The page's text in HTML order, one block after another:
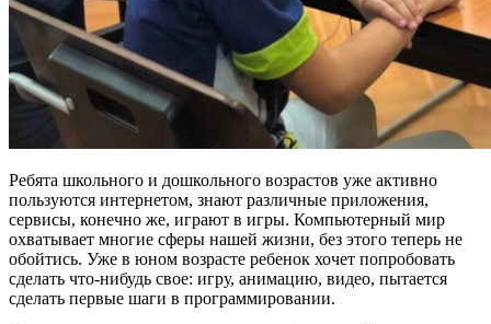
Ребята школьного и дошкольного возрастов уже активно
пользуются интернетом, знают различные приложения,
сервисы, конечно же, играют в игры. Компьютерный мир
охватывает многие сферы нашей жизни, без этого теперь не
обойтись. Уже в юном возрасте ребенок хочет попробовать
сделать что-нибудь свое: игру, анимацию, видео, пытается
сделать первые шаги в программировании.